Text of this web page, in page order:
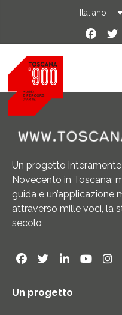
Italiano
Un progetto
Novecento in Toscana:
guida e un’applicazione
attraverso mille voci, la
secolo
Un progetto